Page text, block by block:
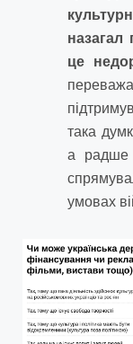
назагал
це
така
а радше
умовах